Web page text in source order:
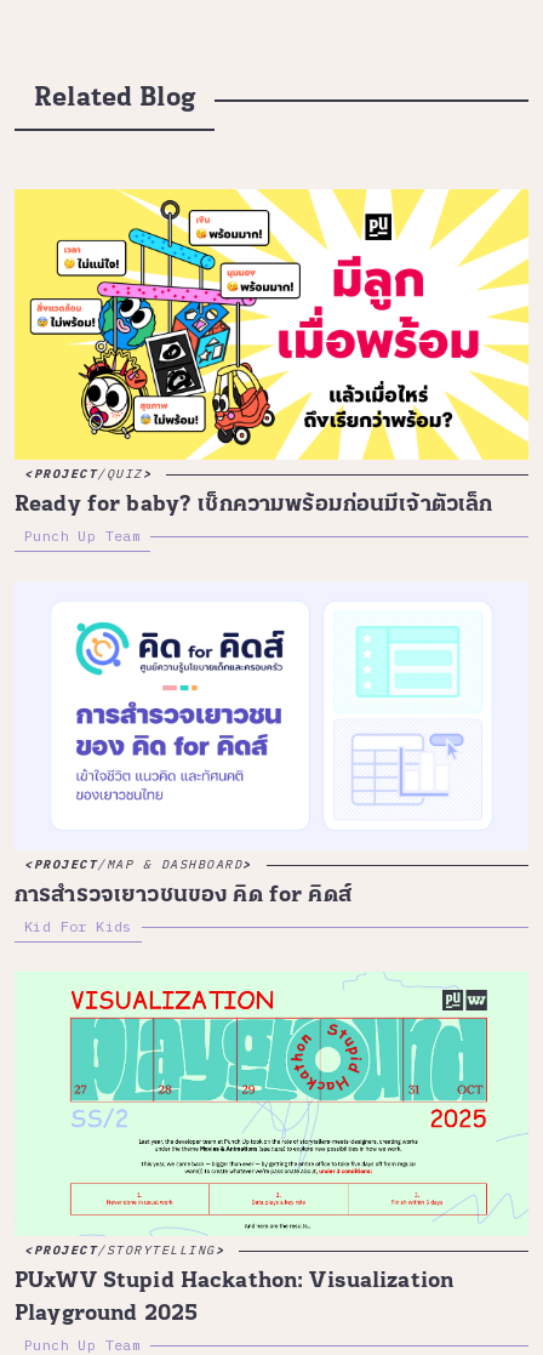
Related Blog
PROJECT/QUIZ
Ready for baby? เช็กความพร้อมก่อนมีเจ้าตัวเล็ก
Punch Up Team
PROJECT/MAP & DASHBOARD
การสำรวจเยาวชนของ คิด for คิดส์
Kid For Kids
PROJECT/STORYTELLING
PUxWV Stupid Hackathon: Visualization
Playground 2025
Punch Up Team